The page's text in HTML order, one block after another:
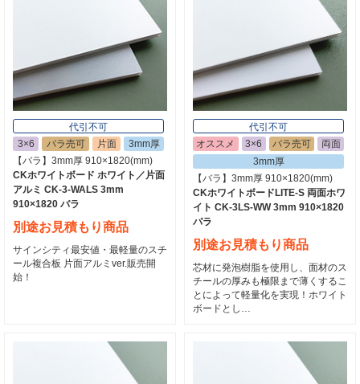
代引不可
3×6
バラ売可 片面
3mm厚
【バラ】3mm厚 910×1820(mm)
CKホワイトボード ホワイト／片面
アルミ CK-3-WALS 3mm
910×1820 バラ
別途お見積もり商品
サインシティ最安値・最軽量のスチ
ール複合板 片面アルミver.販売開
始！
代引不可
オススメ
3×6 バラ売可
両面
3mm厚
【バラ】3mm厚 910×1820(mm)
CKホワイトボードLITE-S 両面ホワ
イト CK-3LS-WW 3mm 910×1820
バラ
別途お見積もり商品
芯材に発泡樹脂を使用し、面材のス
チールの厚みも極限まで薄くするこ
とによって軽量化を実現！ホワイト
ボードとし…